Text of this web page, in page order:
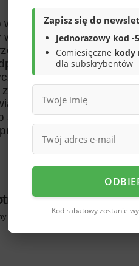
w kolorze czarnym.
z wysokiej
niską temperaturą,
membranę Tripletex
do podłoża oraz
odpowiednią
że buty idealnie
sprawdzą się w
pomocy?
niezwłocznie, najciekawsze pytania
Zapisz się do
Jednorazowy kod -
Comiesięczne kody
dla subskrybentów
Kod rabatowy zostanie